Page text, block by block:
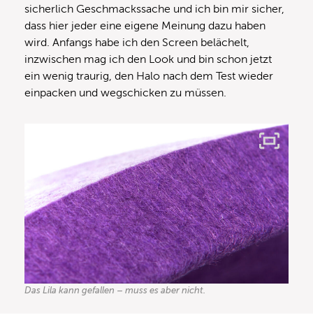
sicherlich Geschmackssache und ich bin mir sicher,
dass hier jeder eine eigene Meinung dazu haben
wird. Anfangs habe ich den Screen belächelt,
inzwischen mag ich den Look und bin schon jetzt
ein wenig traurig, den Halo nach dem Test wieder
einpacken und wegschicken zu müssen.
Das Lila kann gefallen – muss es aber nicht.